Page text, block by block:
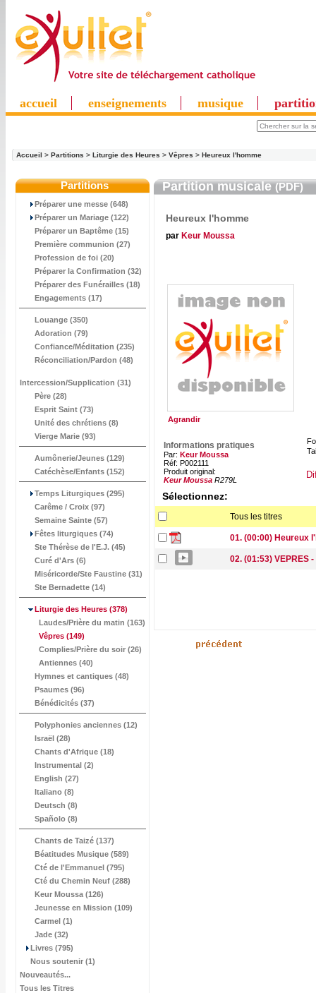
accueil enseignements musique
Accueil > Partitions > Liturgie des Heures > Vêpres > Heureux l'homme
Partitions
Préparer une messe (648)
Préparer un Mariage (122)
Préparer un Baptême (15)
Première communion (27)
Profession de foi (20)
Préparer la Confirmation (32)
Préparer des Funérailles (18)
Engagements (17)
Louange (350)
Adoration (79)
Confiance/Méditation (235)
Réconciliation/Pardon (48)
Intercession/Supplication (31)
Père (28)
Esprit Saint (73)
Unité des chrétiens (8)
Vierge Marie (93)
Aumônerie/Jeunes (129)
Catéchèse/Enfants (152)
Temps Liturgiques (295)
Carême / Croix (97)
Semaine Sainte (57)
Fêtes liturgiques (74)
Ste Thérèse de l'E.J. (45)
Curé d'Ars (6)
Miséricorde/Ste Faustine (31)
Ste Bernadette (14)
Liturgie des Heures (378)
Laudes/Prière du matin (163)
Vêpres (149)
Complies/Prière du soir (26)
Antiennes (40)
Hymnes et cantiques (48)
Psaumes (96)
Bénédicités (37)
Polyphonies anciennes (12)
Israël (28)
Chants d'Afrique (18)
Instrumental (2)
English (27)
Italiano (8)
Deutsch (8)
Spañolo (8)
Chants de Taizé (137)
Béatitudes Musique (589)
Cté de l'Emmanuel (795)
Cté du Chemin Neuf (288)
Keur Moussa (126)
Jeunesse en Mission (109)
Carmel (1)
Jade (32)
Livres (795)
Nous soutenir (1)
Nouveautés...
Tous les Titres
Partition musicale(PDF)
Heureux l'homme
par Keur Moussa
Agrandir
Informations pratiques
Par: Keur Moussa
Réf: P002111
Produit original:
Keur Moussa R279L
Sélectionnez:
Tous les titres
01. (00:00) Heureux
02. (01:53) VEPRES